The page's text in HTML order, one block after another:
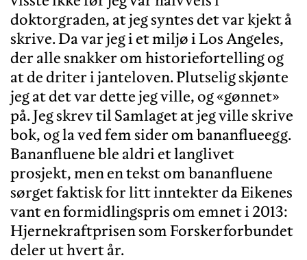
doktorgraden, at jeg syntes det var kjekt å
skrive. Da var jeg i et miljø i Los Angeles,
der alle snakker om historiefortelling og
at de driter i janteloven. Plutselig skjønte
jeg at det var dette jeg ville, og «gønnet»
på. Jeg skrev til Samlaget at jeg ville skrive
bok, og la ved fem sider om bananflueegg.
Bananfluene ble aldri et langlivet
prosjekt, men en tekst om bananfluene
sørget faktisk for litt inntekter da Eikenes
vant en formidlingspris om emnet i 2013:
Hjernekraftprisen som Forskerforbundet
deler ut hvert år.